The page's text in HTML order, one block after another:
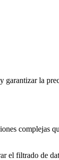
la
complejas
el filtrado de